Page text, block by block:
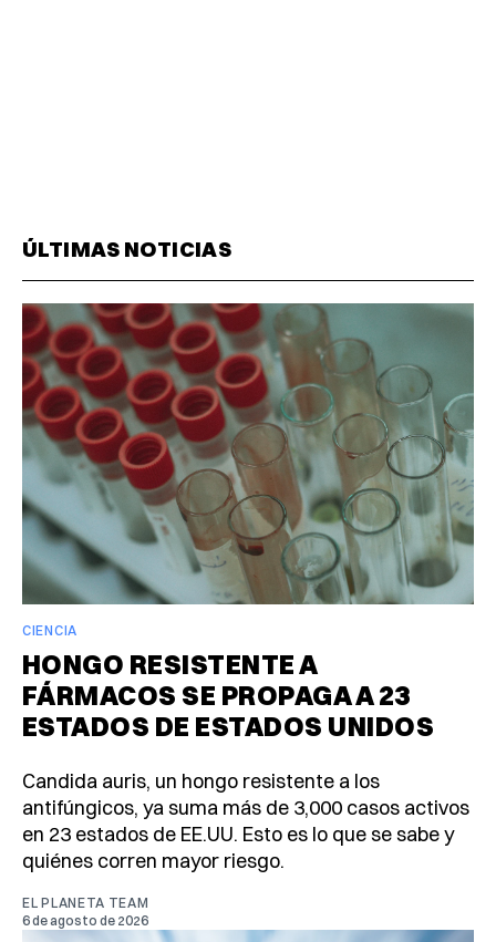
ÚLTIMAS NOTICIAS
CIENCIA
HONGO RESISTENTE A
FÁRMACOS SE PROPAGA A 23
ESTADOS DE ESTADOS UNIDOS
Candida auris, un hongo resistente a los
antifúngicos, ya suma más de 3,000 casos activos
en 23 estados de EE.UU. Esto es lo que se sabe y
quiénes corren mayor riesgo.
EL PLANETA TEAM
6 de agosto de 2026